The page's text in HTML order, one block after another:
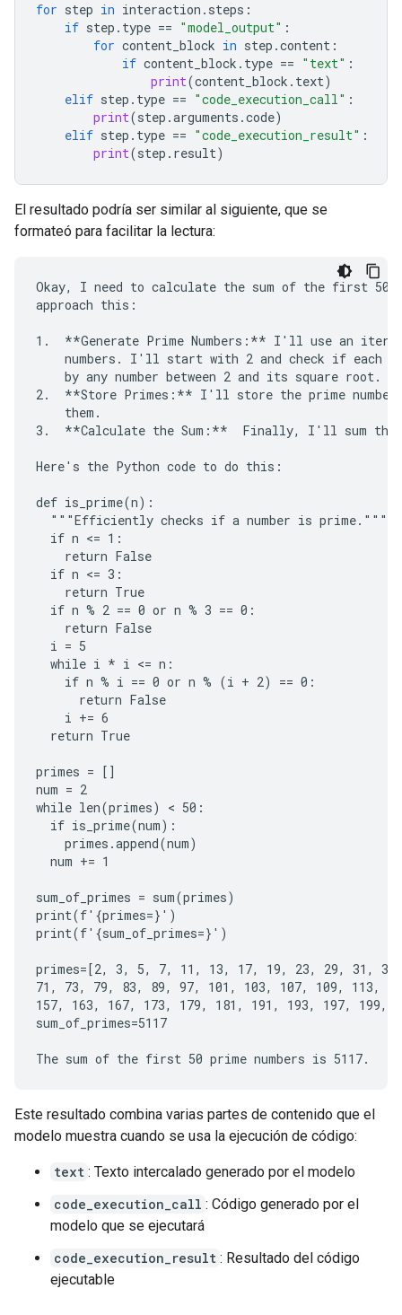
for step in interaction . steps :
if step . type == "model_output" :
for content_block in step .content :
if content_block . type == "text" :
print(content_block . text)
elif step . type == "code_execution_call" :
print(step .arguments .code)
elif step . type == "code_execution_result" :
print(step . result)
El resultado podría ser similar al siguiente, que se
formateó para facilitar la lectura:
Okay, I need to calculate the sum of the first 50
approach this:
1.  **Generate Prime Numbers:** I'll use an
numbers. I'll start with 2 and check if each
by any number between 2 and its square root.
2.  **Store Primes:** I'll store the prime
    them.
3.  **Calculate the Sum:**  Finally, I'll sum the
Here's the Python code to do this:
def is_prime(n):
  """Efficiently checks if a number is prime."""
  if n <= 1:
    return False
  if n <= 3:
    return True
  if n % 2 == 0 or n % 3 == 0:
    return False
  i = 5
  while i * i <= n:
    if n % i == 0 or n % (i + 2) == 0:
      return False
    i += 6
  return True
primes = []
num = 2
while len(primes) < 50:
  if is_prime(num):
    primes.append(num)
  num += 1
sum_of_primes = sum(primes)
print(f'{primes=}')
print(f'{sum_of_primes=}')
primes=[2, 3, 5, 7, 11, 13, 17, 19, 23, 29, 31,
71, 73, 79, 83, 89, 97, 101, 103, 107, 109, 113,
157, 163, 167, 173, 179, 181, 191, 193, 197, 199,
sum_of_primes=5117
Este resultado combina varias partes de contenido que el
modelo muestra cuando se usa la ejecución de código:
text : Texto intercalado generado por el modelo
code_execution_call : Código generado por el
modelo que se ejecutará
code_execution_result : Resultado del código
ejecutable